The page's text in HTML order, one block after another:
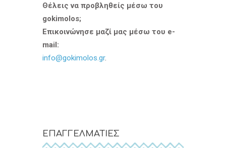
Θέλεις να προβληθείς μέσω του
gokimolos;
Επικοινώνησε μαζί μας μέσω του e-
mail:
info@gokimolos.gr.
ΕΠΑΓΓΕΛΜΑΤΙΕΣ